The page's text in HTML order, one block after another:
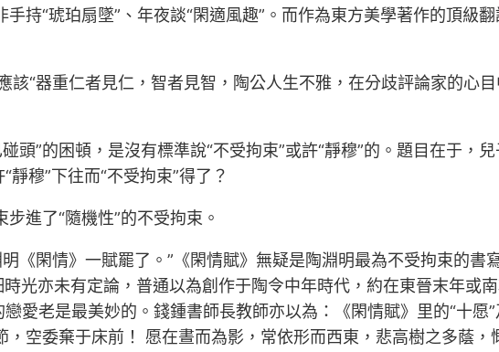
持“琥珀扇墜”、年夜談“閑適風趣”。而作為東方美學著作的頂級
“器重仁者見仁，智者見智，陶公人生不雅，在分歧評論家的心
頭”的困頓，是沒有標準說“不受拘束”或許“靜穆”的。題目在于，
靜穆”下往而“不受拘束”得了？
進了“隨機性”的不受拘束。
《閑情》一賦罷了。”《閑情賦》無疑是陶淵明最為不受拘束的
光亦未有定論，普通以為創作于陶令中年時代，約在東晉末年或
愛老是最美妙的。錢鍾書師長教師亦以為：《閑情賦》里的“十愿
，空委棄于床前！ 愿在晝而為影，常依形而西東，悲高樹之多蔭